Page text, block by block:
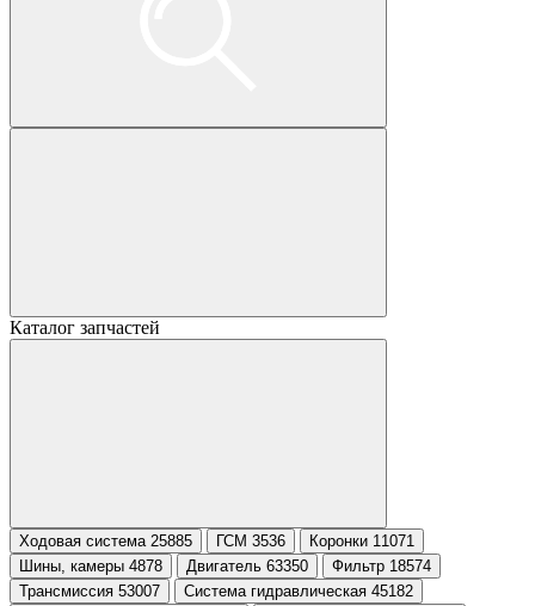
Каталог запчастей
Ходовая система 25885 ГСМ 3536
Коронки 11071
Шины, камеры 4878
Двигатель 63350
Фильтр 18574
Трансмиссия 53007
Система гидравлическая 45182